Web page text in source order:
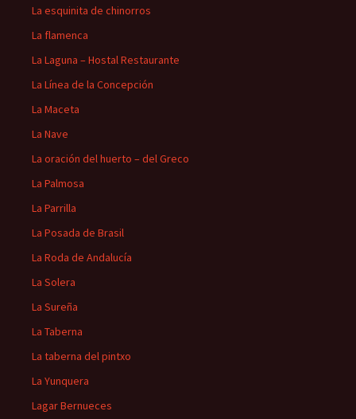
La esquinita de chinorros
La flamenca
La Laguna – Hostal Restaurante
La Línea de la Concepción
La Maceta
La Nave
La oración del huerto – del Greco
La Palmosa
La Parrilla
La Posada de Brasil
La Roda de Andalucía
La Solera
La Sureña
La Taberna
La taberna del pintxo
La Yunquera
Lagar Bernueces